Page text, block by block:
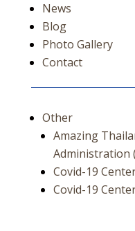
News
Blog
Photo Gallery
Contact
Other
Amazing
Administration
Covid-19
Covid-19